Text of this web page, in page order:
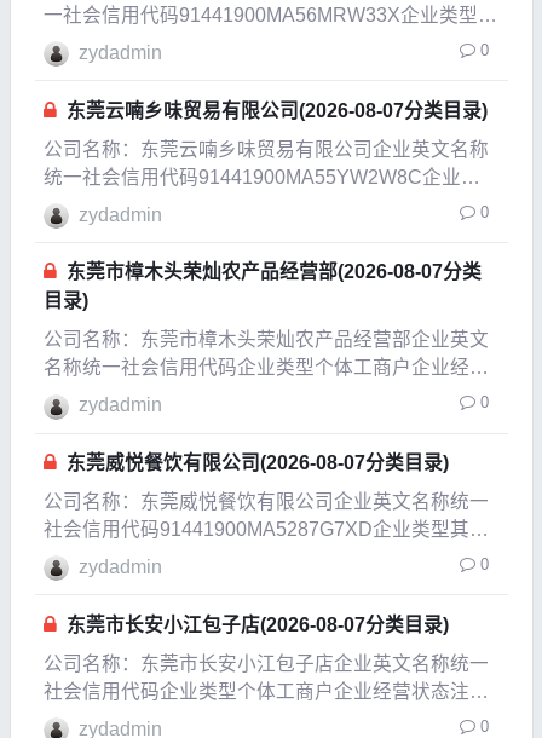
一社会信用代码91441900MA56MRW33X企业类型有
限责任公司(自然人独资)企业经营状态注销企业成立
日期2021-06-25成
zydadmin 0
东莞云喃乡味贸易有限公司(2026-08-07分类目录)
公司名称：东莞云喃乡味贸易有限公司企业英文名称
统一社会信用代码91441900MA55YW2W8C企业类
型有限责任公司(自然人独资)企业经营状态注销企业
成立日期2021-02-22成立日期2021-04-29法定代表人
李密双注册资本10万人
zydadmin 0
东莞市樟木头荣灿农产品经营部(2026-08-07分类
目录)
公司名称：东莞市樟木头荣灿农产品经营部企业英文
名称统一社会信用代码企业类型个体工商户企业经营
状态在业企业成立日期2011-11-01成立日期2016-10-
21法定代表人陈继秋注册资本3万人民币实缴资本参
保人数公司规模经营范围批发、零售：食
zydadmin 0
东莞威悦餐饮有限公司(2026-08-07分类目录)
公司名称：东莞威悦餐饮有限公司企业英文名称统一
社会信用代码91441900MA5287G7XD企业类型其他
有限责任公司企
zydadmin 0
东莞市长安小江包子店(2026-08-07分类目录)
公司名称：东莞市长安小江包子店企业英文名称统一
社会信用代码企业类型个体工商户企业经营状态注销
企业成立日期2016-08-01成立日期2023-05-26法定代
zydadmin 0